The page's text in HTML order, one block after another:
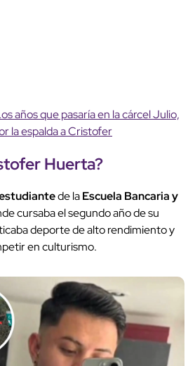
años que pasaría en la cárcel Julio,
la espalda a Cristofer
Huerta?
de laEscuela Bancaria y
cursaba el segundo año de su
deporte de alto rendimiento y
en culturismo.